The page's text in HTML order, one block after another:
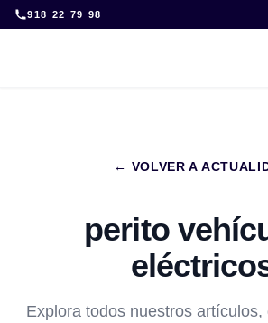
Skip
to
918 22 79 98
← VOLVER A
perito
Explora todos nuestros